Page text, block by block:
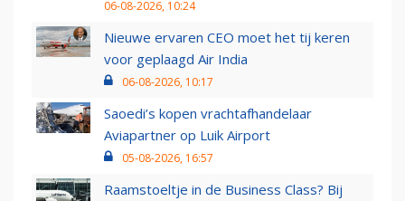
06-08-2026, 10:24
Nieuwe ervaren CEO moet het tij keren
voor geplaagd Air India
06-08-2026, 10:17
Saoedi’s kopen vrachtafhandelaar
Aviapartner op Luik Airport
05-08-2026, 16:57
Raamstoeltje in de Business Class? Bij